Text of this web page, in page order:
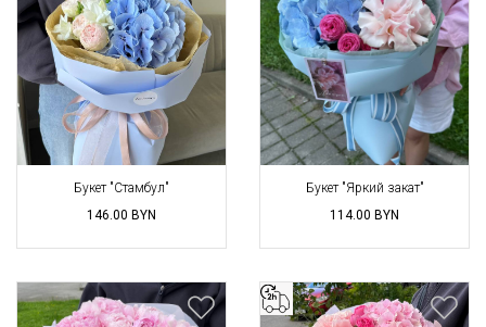
Букет "Стамбул"
146.00 BYN
Букет "Яркий закат"
114.00 BYN